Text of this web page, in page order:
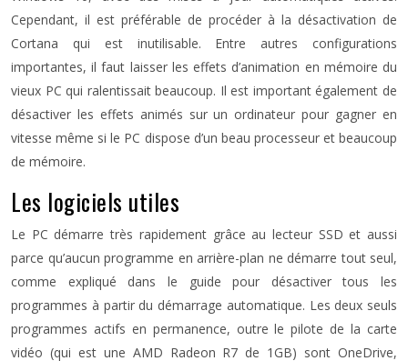
Cependant, il est préférable de procéder à la désactivation de
Cortana qui est inutilisable. Entre autres configurations
importantes, il faut laisser les effets d’animation en mémoire du
vieux PC qui ralentissait beaucoup. Il est important également de
désactiver les effets animés sur un ordinateur pour gagner en
vitesse même si le PC dispose d’un beau processeur et beaucoup
de mémoire.
Les logiciels utiles
Le PC démarre très rapidement grâce au lecteur SSD et aussi
parce qu’aucun programme en arrière-plan ne démarre tout seul,
comme expliqué dans le guide pour désactiver tous les
programmes à partir du démarrage automatique. Les deux seuls
programmes actifs en permanence, outre le pilote de la carte
vidéo (qui est une AMD Radeon R7 de 1GB) sont OneDrive,